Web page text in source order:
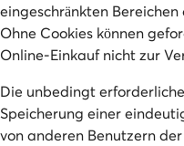
eingeschränkten
Ohne Cookies können
Online-Einkauf nicht zur
Die unbedingt
Speicherung einer
von anderen Benutzern